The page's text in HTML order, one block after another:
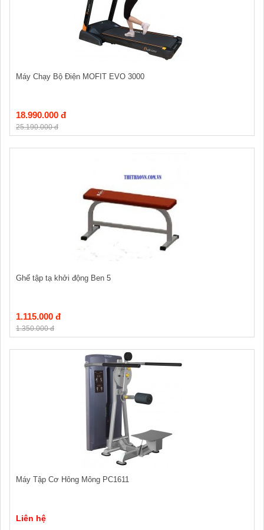
Máy Chạy Bộ Điện MOFIT EVO 3000
18.990.000 đ
25.190.000 đ
Ghế tập tạ khởi động Ben 5
1.115.000 đ
1.350.000 đ
Máy Tập Cơ Hông Mông PC1611
Liên hệ